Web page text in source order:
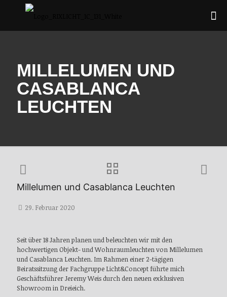
MILLELUMEN UND
CASABLANCA
LEUCHTEN
Millelumen und Casablanca Leuchten
29. Februar 2020
Seit über 18 Jahren planen und beleuchten wir mit den
hochwertigen Objekt- und Wohnraumleuchten von Millelumen
und Casablanca Leuchten. Im Rahmen einer 2-tägigen
Beiratssitzung der Fachgruppe Licht&Concept führte mich
Geschäftsführer Jeremy Weis durch den neuen exklusiven
Showroom in Dreieich.